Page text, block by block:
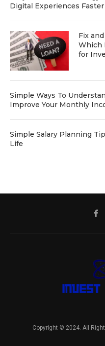
Digital Experiences
Fix
Which
for
Simple Ways To
Improve Your Monthly
Simple Salary Planning
Life
Copyright © 2024. All